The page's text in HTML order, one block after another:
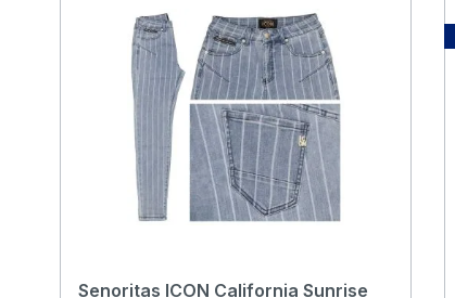
Senoritas ICON California Sunrise